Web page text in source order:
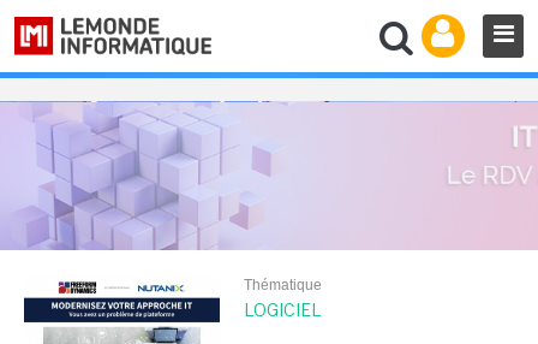
Thématique
LOGICIEL